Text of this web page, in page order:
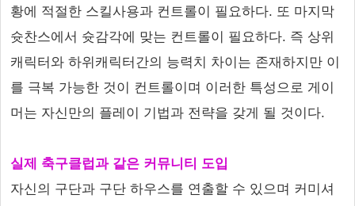
황에 적절한 스킬사용과 컨트롤이 필요하다. 또 마지막
슛찬스에서 슛감각에 맞는 컨트롤이 필요하다. 즉 상위
캐릭터와 하위캐릭터간의 능력치 차이는 존재하지만 이
를 극복 가능한 것이 컨트롤이며 이러한 특성으로 게이
머는 자신만의 플레이 기법과 전략을 갖게 될 것이다.
실제 축구클럽과 같은 커뮤니티 도입
자신의 구단과 구단 하우스를 연출할 수 있으며 커미셔